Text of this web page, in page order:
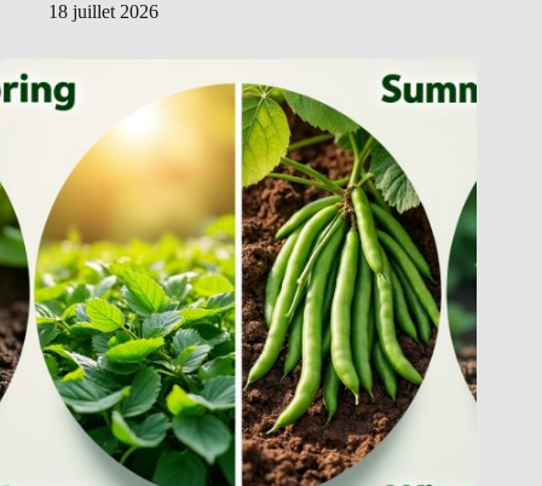
18 juillet 2026